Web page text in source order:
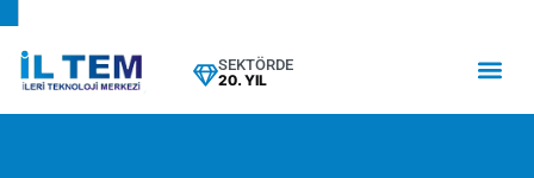
SEKTÖRDE
20. YIL